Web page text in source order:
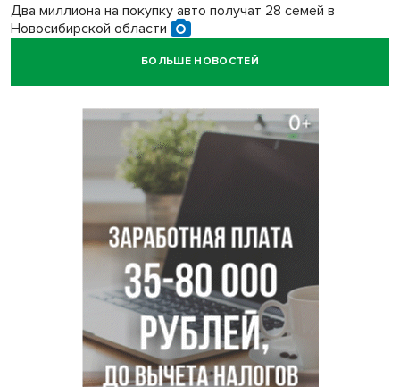
Два миллиона на покупку авто получат 28 семей в
Новосибирской области
БОЛЬШЕ НОВОСТЕЙ